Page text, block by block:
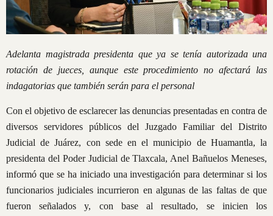
Adelanta magistrada presidenta que ya se tenía autorizada una
rotación de jueces, aunque este procedimiento no afectará las
indagatorias que también serán para el personal
Con el objetivo de esclarecer las denuncias presentadas en contra de
diversos servidores públicos del Juzgado Familiar del Distrito
Judicial de Juárez, con sede en el municipio de Huamantla, la
presidenta del Poder Judicial de Tlaxcala, Anel Bañuelos Meneses,
informó que se ha iniciado una investigación para determinar si los
funcionarios judiciales incurrieron en algunas de las faltas de que
fueron señalados y, con base al resultado, se inicien los